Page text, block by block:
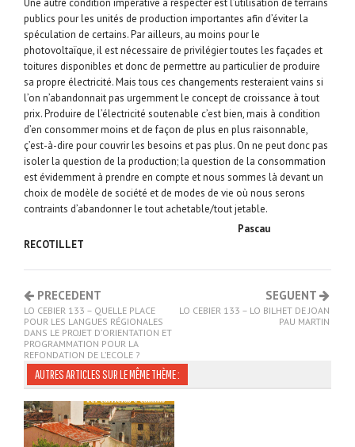
Une autre condition impérative à respecter est l’utilisation de terrains
publics pour les unités de production importantes afin d’éviter la
spéculation de certains. Par ailleurs, au moins pour le
photovoltaïque, il est nécessaire de privilégier toutes les façades et
toitures disponibles et donc de permettre au particulier de produire
sa propre électricité. Mais tous ces changements resteraient vains si
l’on n’abandonnait pas urgemment le concept de croissance à tout
prix. Produire de l’électricité soutenable c’est bien, mais à condition
d’en consommer moins et de façon de plus en plus raisonnable,
ç’est-à-dire pour couvrir les besoins et pas plus. On ne peut donc pas
isoler la question de la production; la question de la consommation
est évidemment à prendre en compte et nous sommes là devant un
choix de modèle de société et de modes de vie où nous serons
contraints d’abandonner le tout achetable/tout jetable.
Pascau
RECOTILLET
PRECEDENT
LO CEBIER 133 – QUELLE PLACE
POUR LES LANGUES RÉGIONALES
DANS LE PROJET D’ORIENTATION ET
PROGRAMMATION POUR LA
REFONDATION DE L’ECOLE ?
SEGUENT
LO CEBIER 133 – LO BILHET DE JOAN
PAU MARTIN
AUTRES ARTICLES SUR LE MÊME THÈME :